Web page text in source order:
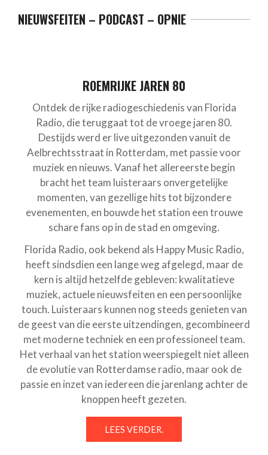
NIEUWSFEITEN – PODCAST – OPNIE
ROEMRIJKE JAREN 80
Ontdek de rijke radiogeschiedenis van Florida
Radio, die teruggaat tot de vroege jaren 80.
Destijds werd er live uitgezonden vanuit de
Aelbrechtsstraat in Rotterdam, met passie voor
muziek en nieuws. Vanaf het allereerste begin
bracht het team luisteraars onvergetelijke
momenten, van gezellige hits tot bijzondere
evenementen, en bouwde het station een trouwe
schare fans op in de stad en omgeving.
Florida Radio, ook bekend als Happy Music Radio,
heeft sindsdien een lange weg afgelegd, maar de
kern is altijd hetzelfde gebleven: kwalitatieve
muziek, actuele nieuwsfeiten en een persoonlijke
touch. Luisteraars kunnen nog steeds genieten van
de geest van die eerste uitzendingen, gecombineerd
met moderne techniek en een professioneel team.
Het verhaal van het station weerspiegelt niet alleen
de evolutie van Rotterdamse radio, maar ook de
passie en inzet van iedereen die jarenlang achter de
knoppen heeft gezeten.
LEES VERDER.